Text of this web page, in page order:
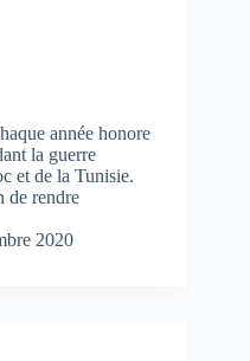
année honore
la guerre
et de la Tunisie.
de rendre
2020